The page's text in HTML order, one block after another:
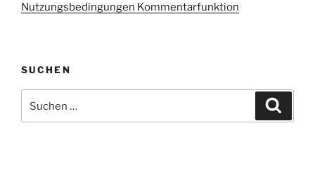
Nutzungsbedingungen Kommentarfunktion
SUCHEN
nach: